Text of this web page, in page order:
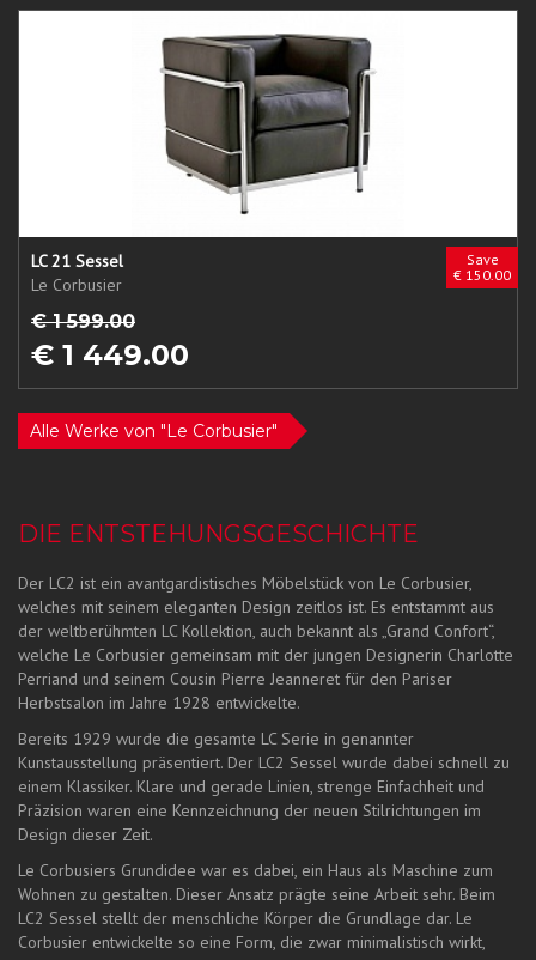
Save
€ 150.00
LC 21 Sessel
Le Corbusier
€ 1 599.00
€ 1 449.00
Alle Werke von "Le Corbusier"
DIE ENTSTEHUNGSGESCHICHTE
Der LC2 ist ein avantgardistisches Möbelstück von Le Corbusier,
welches mit seinem eleganten Design zeitlos ist. Es entstammt aus
der weltberühmten LC Kollektion, auch bekannt als „Grand Confort“,
welche Le Corbusier gemeinsam mit der jungen Designerin Charlotte
Perriand und seinem Cousin Pierre Jeanneret für den Pariser
Herbstsalon im Jahre 1928 entwickelte.
Bereits 1929 wurde die gesamte LC Serie in genannter
Kunstausstellung präsentiert. Der LC2 Sessel wurde dabei schnell zu
einem Klassiker. Klare und gerade Linien, strenge Einfachheit und
Präzision waren eine Kennzeichnung der neuen Stilrichtungen im
Design dieser Zeit.
Le Corbusiers Grundidee war es dabei, ein Haus als Maschine zum
Wohnen zu gestalten. Dieser Ansatz prägte seine Arbeit sehr. Beim
LC2 Sessel stellt der menschliche Körper die Grundlage dar. Le
Corbusier entwickelte so eine Form, die zwar minimalistisch wirkt,